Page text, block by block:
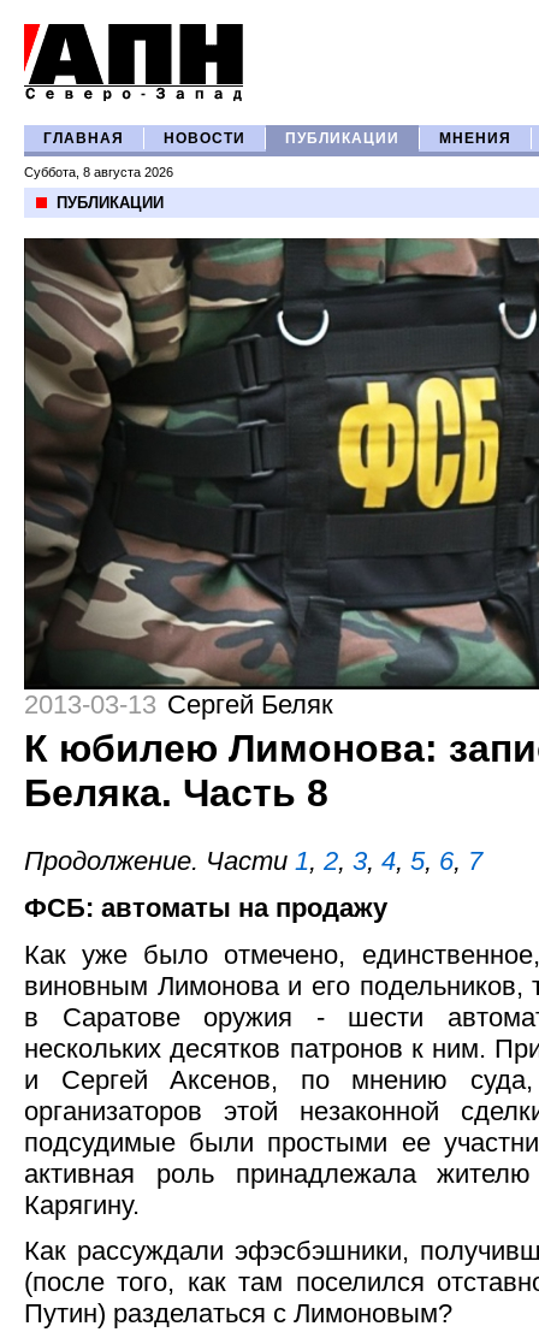
ГЛАВНАЯ НОВОСТИ ПУБЛИКАЦИИ МНЕНИЯ
Суббота, 8 августа 2026
ПУБЛИКАЦИИ
2013-03-13 Сергей Беляк
К юбилею Лимонова:
Беляка. Часть 8
Продолжение. Части 1, 2, 3, 4, 5, 6, 7
ФСБ: автоматы на продажу
Как уже было отмечено,
виновным Лимонова и его подельников,
в Саратове оружия - шести
нескольких десятков патронов к ним.
и Сергей Аксенов, по мнению
организаторов этой незаконной
подсудимые были простыми ее
активная роль принадлежала
Карягину.
Как рассуждали эфэсбэшники,
(после того, как там поселился
Путин) разделаться с Лимоновым?